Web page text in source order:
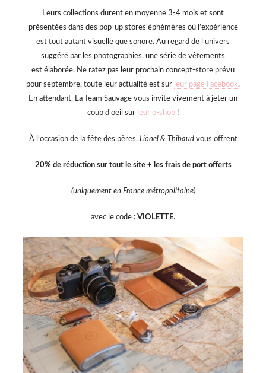
Leurs collections durent en moyenne 3-4 mois et sont
présentées dans des pop-up stores éphémères où l’expérience
est tout autant visuelle que sonore. Au regard de l’univers
suggéré par les photographies, une série de vêtements
est élaborée. Ne ratez pas leur prochain concept-store prévu
pour septembre, toute leur actualité est sur leur page Facebook.
En attendant, La Team Sauvage vous invite vivement à jeter un
coup d’oeil sur leur e-shop!
À l’occasion de la fête des pères, Lionel & Thibaudvous offrent
20% de réduction sur tout le site + les frais de port offerts
(uniquement en France métropolitaine)
avec le code : VIOLETTE.